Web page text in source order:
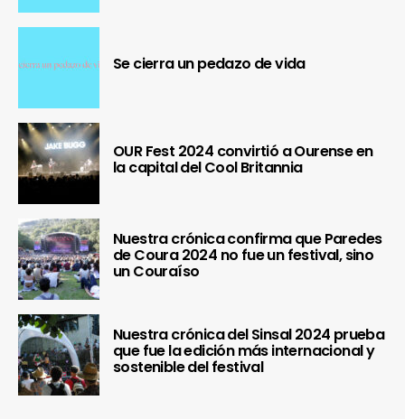
Se cierra un pedazo de vida
OUR Fest 2024 convirtió a Ourense en
la capital del Cool Britannia
Nuestra crónica confirma que Paredes
de Coura 2024 no fue un festival, sino
un Couraíso
Nuestra crónica del Sinsal 2024 prueba
que fue la edición más internacional y
sostenible del festival